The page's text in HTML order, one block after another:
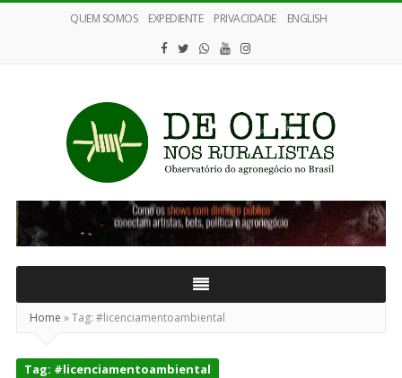
QUEM SOMOS EXPEDIENTE PRIVACIDADE ENGLISH
De
Olho
nos
Home »Tag: #licenciamentoambiental
Tag: #licenciamentoambiental